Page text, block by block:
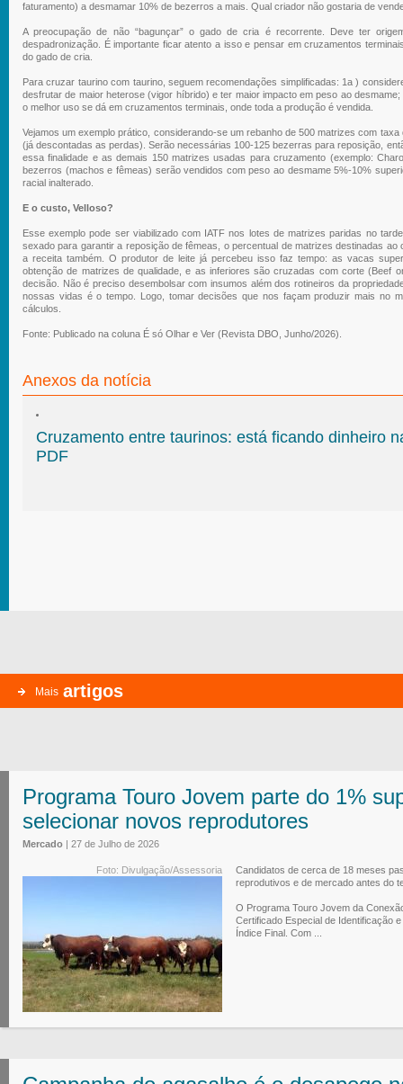
faturamento) a desmamar 10% de bezerros a mais. Qual criador não gostaria de
A preocupação de não “bagunçar” o gado de cria é recorrente. Deve ter
despadronização. É importante ficar atento a isso e pensar em cruzamentos
do gado de cria.
Para cruzar taurino com taurino, seguem recomendações simplificadas: 1a )
desfrutar de maior heterose (vigor híbrido) e ter maior impacto em peso ao
o melhor uso se dá em cruzamentos terminais, onde toda a produção é vendida.
Vejamos um exemplo prático, considerando-se um rebanho de 500 matrizes com
(já descontadas as perdas). Serão necessárias 100-125 bezerras para reposição,
essa finalidade e as demais 150 matrizes usadas para cruzamento (exemplo:
bezerros (machos e fêmeas) serão vendidos com peso ao desmame 5%-10%
racial inalterado.
E o custo, Velloso?
Esse exemplo pode ser viabilizado com IATF nos lotes de matrizes paridas no
sexado para garantir a reposição de fêmeas, o percentual de matrizes destinadas
a receita também. O produtor de leite já percebeu isso faz tempo: as vacas
obtenção de matrizes de qualidade, e as inferiores são cruzadas com corte (Beef
decisão. Não é preciso desembolsar com insumos além dos rotineiros da
nossas vidas é o tempo. Logo, tomar decisões que nos façam produzir mais no
cálculos.
Fonte: Publicado na coluna É só Olhar e Ver (Revista DBO, Junho/2026).
Anexos da notícia
Cruzamento entre taurinos: está ficando dinheiro
PDF
Mais artigos
Programa Touro Jovem parte do 1%
selecionar novos reprodutores
Mercado | 27 de Julho de 2026
Foto: Divulgação/Assessoria
Candidatos de cerca de 18 meses
reprodutivos e de mercado antes do
O Programa Touro Jovem da
Certificado Especial de Identificação
Índice Final. Com ...